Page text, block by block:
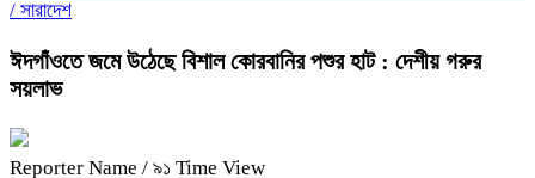
/ সারাদেশ
ঈদগাঁওতে জমে উঠেছে বিশাল কোরবানির পশুর হাট : দেশীয় গরুর
সয়লাভ
Reporter Name / ৯১ Time View